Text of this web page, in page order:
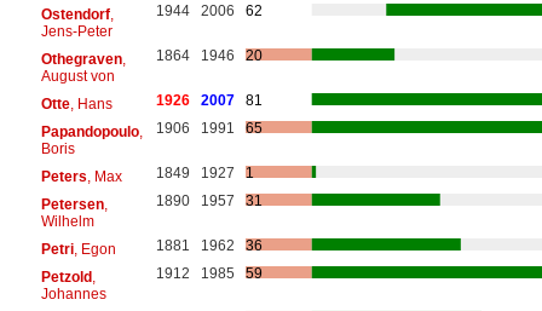
Ostendorf,
Jens-Peter
1944 2006 62
Othegraven,
August von
1864 1946 20
Otte, Hans 1926 2007
81
Papandopoulo,
Boris
1906 1991 65
Peters , Max 1849 1927
1
Petersen,
Wilhelm
1890 1957 31
Petri, Egon 1881 1962
36
Petzold,
Johannes
1912 1985 59